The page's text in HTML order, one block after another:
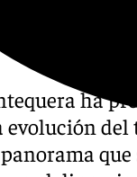
ha
evolución